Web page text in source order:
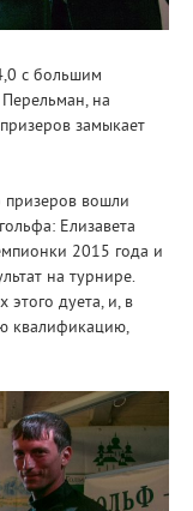
с большим
на
замыкает
призеров вошли
Елизавета
2015 года и
на турнире.
этого дуета, и, в
квалификацию,